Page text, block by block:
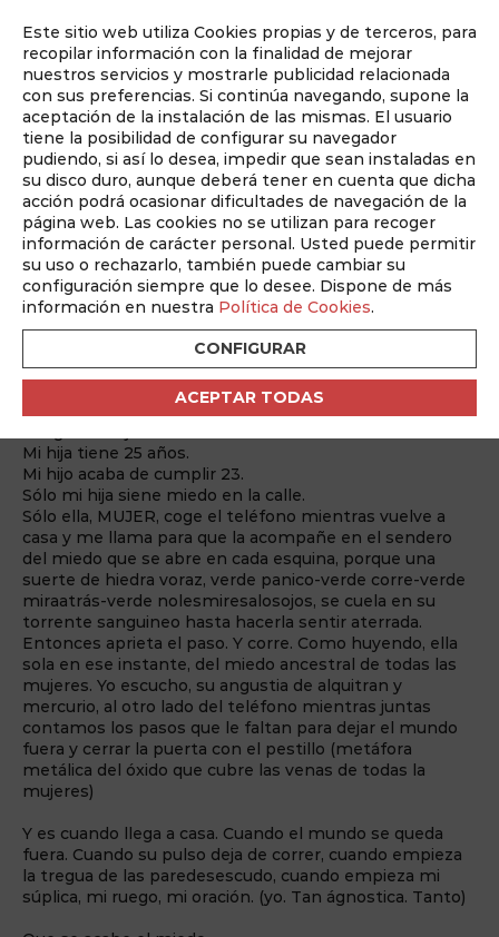
Este sitio web utiliza Cookies propias y de terceros, para
recopilar información con la finalidad de mejorar
nuestros servicios y mostrarle publicidad relacionada
con sus preferencias. Si continúa navegando, supone la
aceptación de la instalación de las mismas. El usuario
tiene la posibilidad de configurar su navegador
pudiendo, si así lo desea, impedir que sean instaladas en
su disco duro, aunque deberá tener en cuenta que dicha
acción podrá ocasionar dificultades de navegación de la
página web. Las cookies no se utilizan para recoger
información de carácter personal. Usted puede permitir
su uso o rechazarlo, también puede cambiar su
configuración siempre que lo desee. Dispone de más
información en nuestra Política de Cookies.
CONFIGURAR
ACEPTAR TODAS
Auditado por
ABM abril 2025
Nº 354 Abril 2025
Volver
EVA LÓPEZ ÁLVAREZ
Oración
Mi hija tiene 25 años.
Mi hijo acaba de cumplir 23.
Sólo mi hija siene miedo en la calle.
Sólo ella, MUJER, coge el teléfono mientras vuelve a
casa y me llama para que la acompañe en el sendero
del miedo que se abre en cada esquina, porque una
suerte de hiedra voraz, verde panico-verde corre-verde
miraatrás-verde nolesmiresalosojos, se cuela en su
torrente sanguineo hasta hacerla sentir aterrada.
Entonces aprieta el paso. Y corre. Como huyendo, ella
sola en ese instante, del miedo ancestral de todas las
mujeres. Yo escucho, su angustia de alquitran y
mercurio, al otro lado del teléfono mientras juntas
contamos los pasos que le faltan para dejar el mundo
fuera y cerrar la puerta con el pestillo (metáfora
metálica del óxido que cubre las venas de todas la
mujeres)
Y es cuando llega a casa. Cuando el mundo se queda
fuera. Cuando su pulso deja de correr, cuando empieza
la tregua de las paredesescudo, cuando empieza mi
súplica, mi ruego, mi oración. (yo. Tan ágnostica. Tanto)